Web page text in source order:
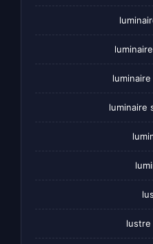
luminaire
lustre